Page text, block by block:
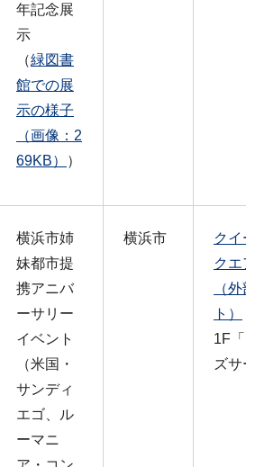
年記念展
示
（緑図書
館での展
示の様子
（画像：2
69KB）
）
横浜市姉
妹都市提
携アニバ
ーサリー
イベント
（米国・
サンディ
エゴ、ル
ーマニ
横浜市
クイ
クエ
（外
ト）
1F「
ズサ